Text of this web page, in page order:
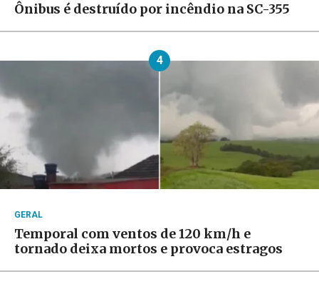
Ônibus é destruído por incêndio na SC-355
4
GERAL
Temporal com ventos de 120 km/h e
tornado deixa mortos e provoca estragos